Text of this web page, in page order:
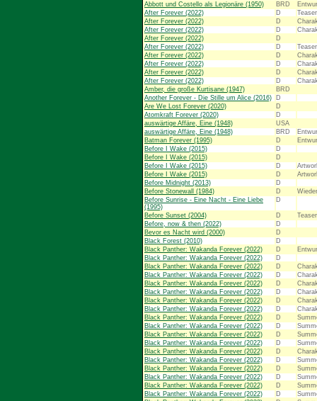
Abbott und Costello als Legionäre (1950) BRD
After Forever (2022)
D
Teaser
After Forever (2022)
D
After Forever (2022)
D
After Forever (2022)
D
After Forever (2022)
D
After Forever (2022)
D
After Forever (2022)
D
After Forever (2022)
D
After Forever (2022)
D
Amber, die große Kurtisane (1947)
BRD
Another Forever - Die Stille um Alice (2016)
D
Are We Lost Forever (2020)
D
Atomkraft Forever (2020)
D
auswärtige Affäre, Eine (1948)
USA
auswärtige Affäre, Eine (1948)
BRD
Batman Forever (1995)
D
Before I Wake (2015)
D
Before I Wake (2015)
D
Before I Wake (2015)
D
Before I Wake (2015)
D
Before Midnight (2013)
D
Before Stonewall (1984)
D
Before Sunrise - Eine Nacht - Eine Liebe
(1995)
D
Before Sunset (2004) D
Teaser
Before, now & then (2022)
D
Bevor es Nacht wird (2000)
D
Black Forest (2010)
D
Black Panther: Wakanda Forever (2022)
D
Black Panther: Wakanda Forever (2022)
D
Black Panther: Wakanda Forever (2022)
D
Black Panther: Wakanda Forever (2022)
D
Black Panther: Wakanda Forever (2022)
D
Black Panther: Wakanda Forever (2022)
D
Black Panther: Wakanda Forever (2022)
D
Black Panther: Wakanda Forever (2022)
D
Black Panther: Wakanda Forever (2022)
D
Black Panther: Wakanda Forever (2022)
D
Black Panther: Wakanda Forever (2022)
D
Black Panther: Wakanda Forever (2022)
D
Black Panther: Wakanda Forever (2022)
D
Black Panther: Wakanda Forever (2022)
D
Black Panther: Wakanda Forever (2022)
D
Black Panther: Wakanda Forever (2022)
D
Black Panther: Wakanda Forever (2022)
D
Black Panther: Wakanda Forever (2022)
D